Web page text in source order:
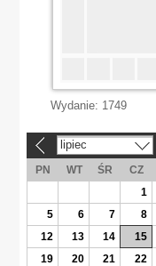
Wydanie: 1749
lipiec
PN WT ŚR CZ
1
5
6 7 8
12
13 14 15
19
20 21 22